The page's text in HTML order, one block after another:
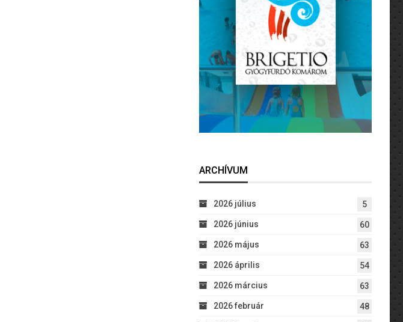
ARCHÍVUM
2026 július 5
2026 június 60
2026 május 63
2026 április 54
2026 március 63
2026 február 48